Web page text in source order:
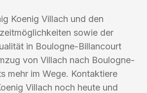
Koenig Villach und den
sowie der
in Boulogne-Billancourt
von Villach nach Boulogne-
mehr im Wege. Kontaktiere
Villach noch heute und